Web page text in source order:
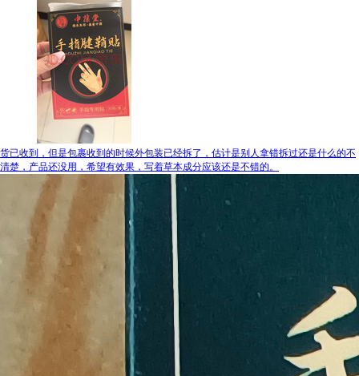
货已收到，但是包裹收到的时候外包装已经拆了，估计是别人拿错拆过还是什么的不
清楚，产品还没用，希望有效果，写着草本成分应该还是不错的。